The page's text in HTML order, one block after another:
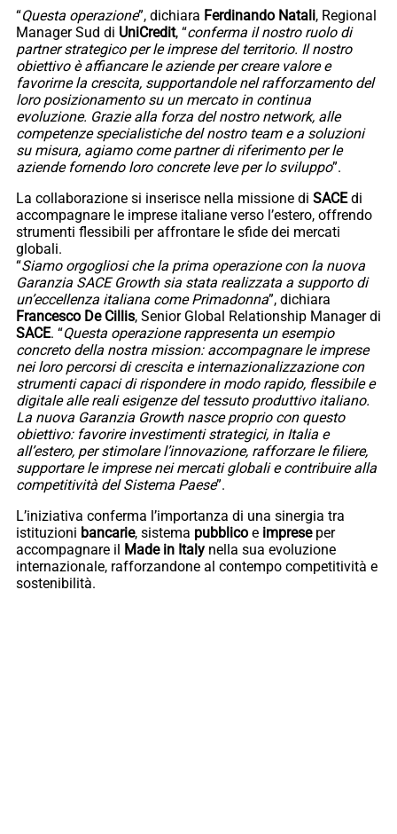
“Questa operazione”, dichiara Ferdinando Natali, Regional
Manager Sud di UniCredit, “conferma il nostro ruolo di
partner strategico per le imprese del territorio. Il nostro
obiettivo è affiancare le aziende per creare valore e
favorirne la crescita, supportandole nel rafforzamento del
loro posizionamento su un mercato in continua
evoluzione. Grazie alla forza del nostro network, alle
competenze specialistiche del nostro team e a soluzioni
su misura, agiamo come partner di riferimento per le
aziende fornendo loro concrete leve per lo sviluppo”.
La collaborazione si inserisce nella missione di SACEdi
accompagnare le imprese italiane verso l’estero, offrendo
strumenti flessibili per affrontare le sfide dei mercati
globali.
“Siamo orgogliosi che la prima operazione con la nuova
Garanzia SACE Growth sia stata realizzata a supporto di
un’eccellenza italiana come Primadonna”, dichiara
Francesco De Cillis, Senior Global Relationship Manager di
SACE. “Questa operazione rappresenta un esempio
concreto della nostra mission: accompagnare le imprese
nei loro percorsi di crescita e internazionalizzazione con
strumenti capaci di rispondere in modo rapido, flessibile e
digitale alle reali esigenze del tessuto produttivo italiano.
La nuova Garanzia Growth nasce proprio con questo
obiettivo: favorire investimenti strategici, in Italia e
all’estero, per stimolare l’innovazione, rafforzare le filiere,
supportare le imprese nei mercati globali e contribuire alla
competitività del Sistema Paese”.
L’iniziativa conferma l’importanza di una sinergia tra
istituzioni bancarie, sistema pubblico e impreseper
accompagnare il
Made in Italy nella sua evoluzione
internazionale, rafforzandone al contempo competitività e
sostenibilità.